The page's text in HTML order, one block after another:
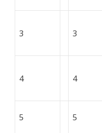
3 3
4 4
5 5